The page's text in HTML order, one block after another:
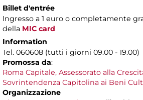
Billet d'entrée
Ingresso a 1 euro o completamente
della MIC card
Information
Tel. 060608 (tutti i giorni 09.00 - 19.00)
Promossa da:
Roma Capitale, Assessorato alla
Sovrintendenza Capitolina ai Beni
Organizzazione